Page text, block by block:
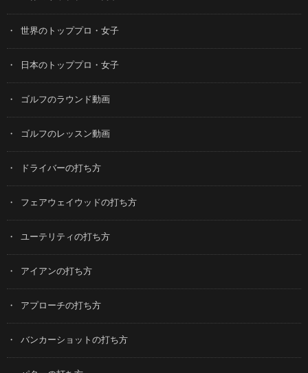
世界のトッププロ・女子
日本のトッププロ・女子
ゴルフのラウンド動画
ゴルフのレッスン動画
ドライバーの打ち方
フェアウェイウッドの打ち方
ユーテリティの打ち方
アイアンの打ち方
アプローチの打ち方
バンカーショットの打ち方